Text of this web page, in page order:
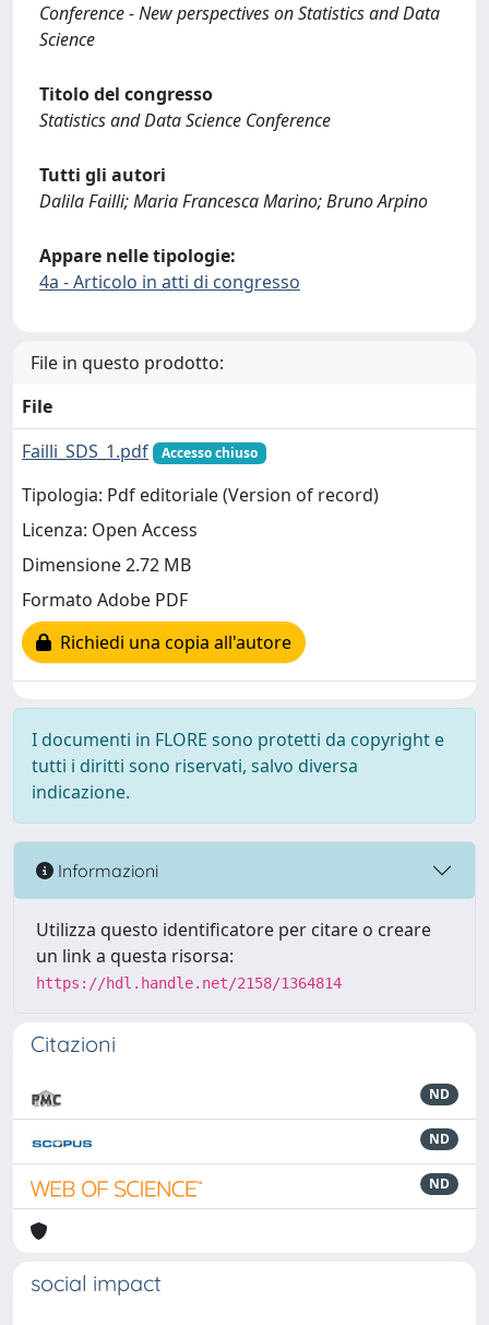
Conference - New perspectives on Statistics and Data
Science
Titolo del congresso
Statistics and Data Science Conference
Tutti gli autori
Dalila Failli; Maria Francesca Marino; Bruno Arpino
Appare nelle tipologie:
4a - Articolo in atti di congresso
File in questo prodotto:
File
Failli_SDS_1.pdf
Accesso chiuso
Tipologia: Pdf editoriale (Version of record)
Licenza: Open Access
Dimensione 2.72 MB
Formato Adobe PDF
Richiedi una copia all'autore
I documenti in FLORE sono protetti da copyright e
tutti i diritti sono riservati, salvo diversa
indicazione.
Informazioni
Utilizza questo identificatore per citare o creare
un link a questa risorsa:
https://hdl.handle.net/2158/1364814
Citazioni
ND
ND
ND
social impact